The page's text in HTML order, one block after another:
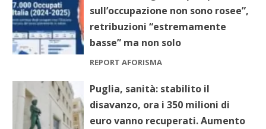
sull’occupazione non sono rosee”,
retribuzioni “estremamente
basse” ma non solo
REPORT AFORISMA
Puglia, sanità: stabilito il
disavanzo, ora i 350 milioni di
euro vanno recuperati. Aumento